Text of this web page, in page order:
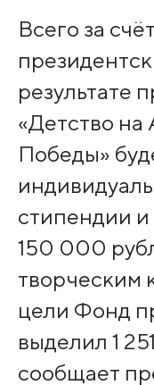
Всего за
результате
«Детство
Победы»
стипендии
150 000
творческим
цели Фонд
выделил 1
сообщает